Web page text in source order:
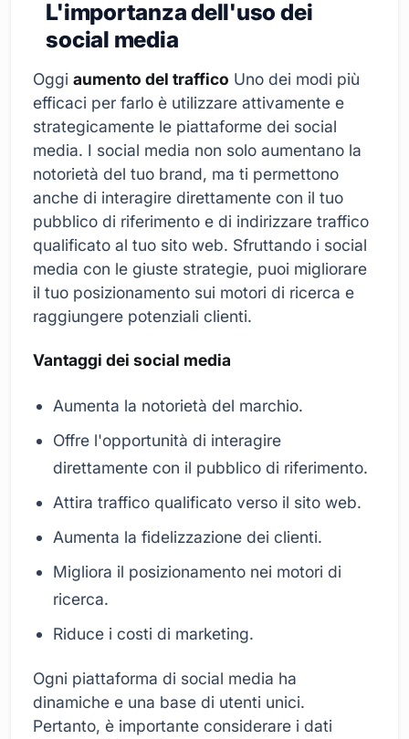
L'importanza dell'uso dei
social media
Oggi aumento del traffico Uno dei modi più
efficaci per farlo è utilizzare attivamente e
strategicamente le piattaforme dei social
media. I social media non solo aumentano la
notorietà del tuo brand, ma ti permettono
anche di interagire direttamente con il tuo
pubblico di riferimento e di indirizzare traffico
qualificato al tuo sito web. Sfruttando i social
media con le giuste strategie, puoi migliorare
il tuo posizionamento sui motori di ricerca e
raggiungere potenziali clienti.
Vantaggi dei social media
Aumenta la notorietà del marchio.
Offre l'opportunità di interagire
direttamente con il pubblico di riferimento.
Attira traffico qualificato verso il sito web.
Aumenta la fidelizzazione dei clienti.
Migliora il posizionamento nei motori di
ricerca.
Riduce i costi di marketing.
Ogni piattaforma di social media ha
dinamiche e una base di utenti unici.
Pertanto, è importante considerare i dati